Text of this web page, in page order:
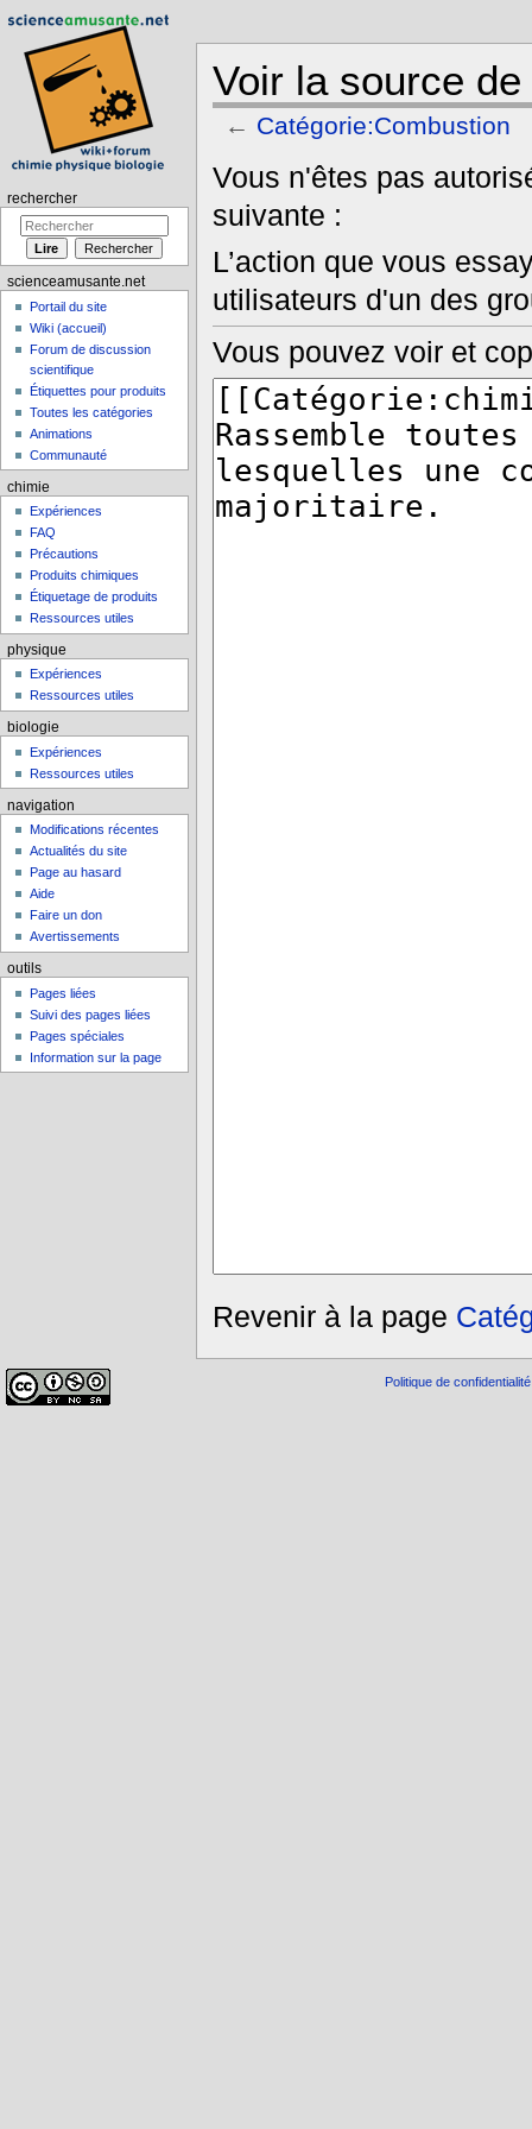
Voir la source
← Catégorie:Combustion
Vous n'êtes pas
suivante :
L’action que vous
utilisateurs d'un des
Vous pouvez voir et
Revenir à la page
rechercher
scienceamusante.net
Portail du site
Wiki (accueil)
Forum de discussion
scientifique
Étiquettes pour produits
Toutes les catégories
Animations
Communauté
chimie
Expériences
FAQ
Précautions
Produits chimiques
Étiquetage de produits
Ressources utiles
physique
Expériences
Ressources utiles
biologie
Expériences
Ressources utiles
navigation
Modifications récentes
Actualités du site
Page au hasard
Aide
Faire un don
Avertissements
outils
Pages liées
Suivi des pages liées
Pages spéciales
Information sur la page
Politique de confidentialité